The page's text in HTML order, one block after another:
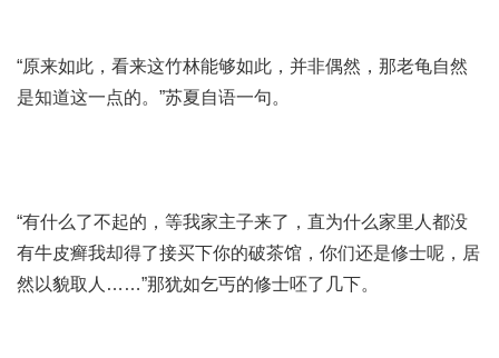
“原来如此，看来这竹林能够如此，并非偶然，那老龟自然
是知道这一点的。”苏夏自语一句。
“有什么了不起的，等我家主子来了，直为什么家里人都没
有牛皮癣我却得了接买下你的破茶馆，你们还是修士呢，居
然以貌取人……”那犹如乞丐的修士呸了几下。